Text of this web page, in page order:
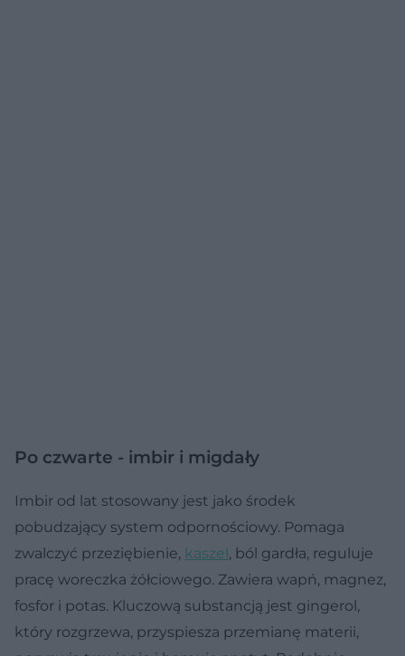
Po czwarte - imbir i migdały
Imbir od lat stosowany jest jako środek
pobudzający system odpornościowy. Pomaga
zwalczyć przeziębienie, kaszel, ból gardła, reguluje
pracę woreczka żółciowego. Zawiera wapń, magnez,
fosfor i potas. Kluczową substancją jest gingerol,
który rozgrzewa, przyspiesza przemianę materii,